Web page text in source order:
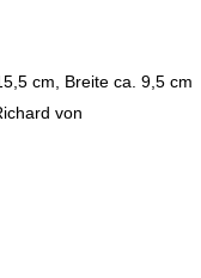
cm, Breite ca. 9,5 cm
von